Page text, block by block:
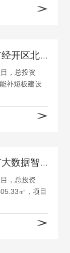
首盛国际工程监理项目，什邡市经开区北区老旧厂房提档升级改造工程
，总投资
补短板建设
首盛国际工程监理项目，绵竹市大数据智能仓储物流园项目
，总投资
㎡，项目